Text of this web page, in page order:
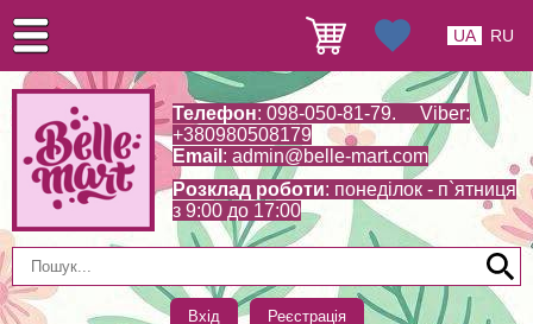
Телефон: 098-050-81-79. Viber:
+380980508179
Email : admin@belle-mart.com
Розклад роботи: понеділок - п`ятниця
з 9:00 до 17:00
Вхід Реєстрація
UA RU